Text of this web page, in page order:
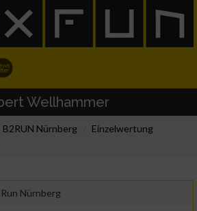
Wellhammer
B2RUN Nürnberg
Einzelwertung
Nürnberg